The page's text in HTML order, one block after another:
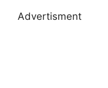
Advertisment